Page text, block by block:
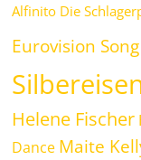
Alfinito Die
Eurovision
Helene Fischer
Dance Maite